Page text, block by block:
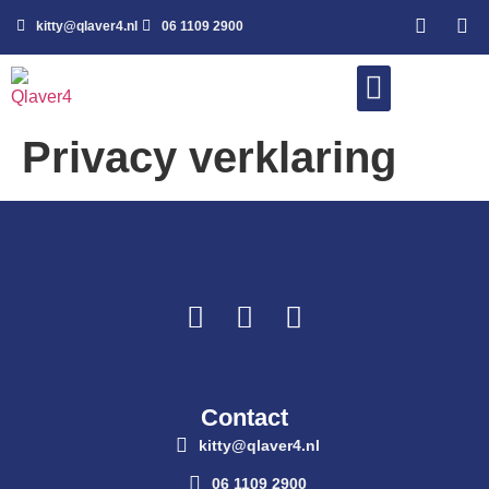
kitty@qlaver4.nl 06 1109 2900
Privacy verklaring
Contact
kitty@qlaver4.nl
06 1109 2900